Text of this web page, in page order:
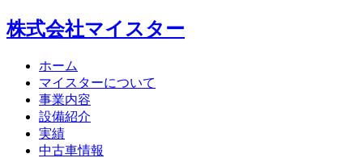
株式会社マイスター
ホーム
マイスターについて
事業内容
設備紹介
実績
中古車情報